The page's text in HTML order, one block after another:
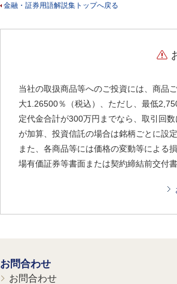
金融・証券用語解説集トップへ戻る
当社の取扱商品等へのご投資には、商品
大1.26500％（税込）、ただし、最低
定代金合計が300万円までなら、取引回
が加算、投資信託の場合は銘柄ごとに設
また、各商品等には価格の変動等による
場有価証券等書面または契約締結前交付
お問合わせ
お問合わせ